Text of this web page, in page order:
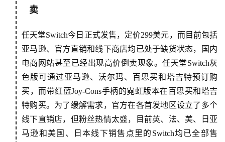
游
茶
原
创
游
戏
业
界
卖
任天堂Switch今日正式发售，定价299美元，而目前包括
亚马逊、官方直销和线下商店均已处于缺货状态，国内
电商网站甚至已经出现高价倒卖现象。任天堂Switch灰
色版可通过亚马逊、沃尔玛、百思买和塔吉特预订购
买，而带红蓝Joy-Cons手柄的霓虹版本在百思买和塔吉
特购买。为了缓解需求，官方在各首发地区设立了多个
线下直销店，但粉丝热情太盛，目前英、法、美、日亚
马逊和美国、日本线下销售点里的Switch均已全部售